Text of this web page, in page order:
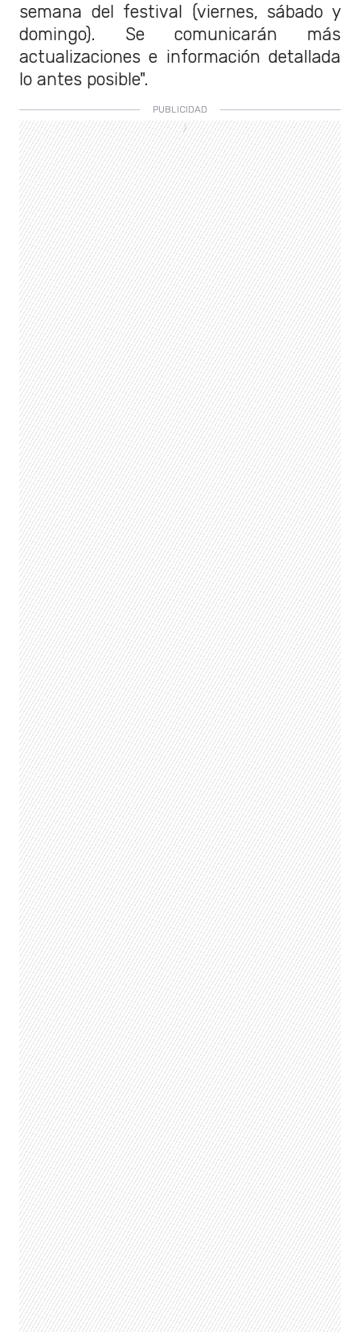
semana del festival (viernes, sábado y
domingo). Se comunicarán más
actualizaciones e información detallada
lo antes posible".